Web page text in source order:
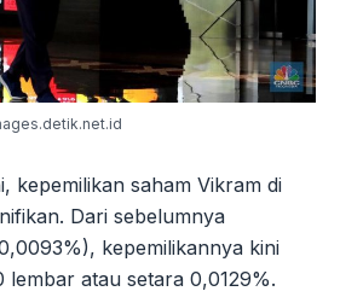
kepemilikan saham Vikram di
Dari sebelumnya
kepemilikannya kini
lembar atau setara 0,0129%.